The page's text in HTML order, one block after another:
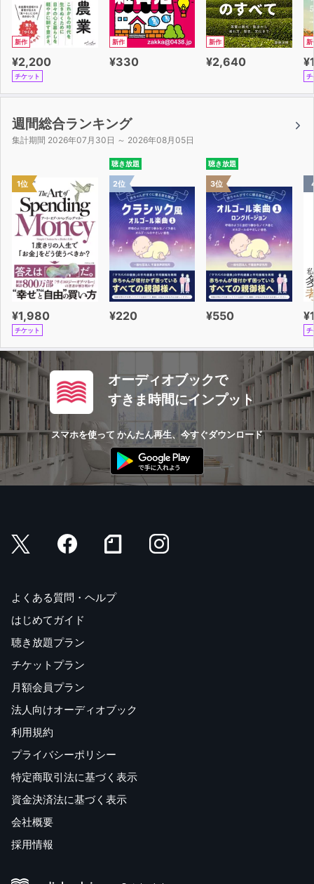
新作
¥2,200
チケット
新作
¥330
新作
¥2,640
新
チ
週間総合ランキング
集計期間 2026年07月30日 ～ 2026年08月05日
1位
¥1,980
チケット
聴き放題
2位
¥220
聴き放題
3位
¥550
チ
オーディオブックで
すきま時間にインプット
スマホを使って かんたん再生、今すぐダウンロード
よくある質問・ヘルプ
はじめてガイド
聴き放題プラン
チケットプラン
月額会員プラン
法人向けオーディオブック
利用規約
プライバシーポリシー
特定商取引法に基づく表示
資金決済法に基づく表示
会社概要
採用情報